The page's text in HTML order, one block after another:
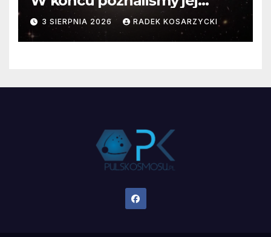
faktyczne wymiary
3 SIERPNIA 2026 RADEK KOSARZYCKI